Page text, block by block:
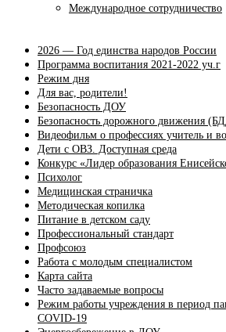
Международное сотрудничество
2026 — Год единства народов России
Программа воспитания 2021-2022 уч.г
Режим дня
Для вас, родители!
Безопасность ДОУ
Безопасность дорожного движения
Видеофильм о профессиях учитель и
Дети с ОВЗ. Доступная среда
Конкурс «Лидер образования
Психолог
Медицинская страничка
Методическая копилка
Питание в детском саду
Профессиональный стандарт
Профсоюз
Работа с молодым специалистом
Карта сайта
Часто задаваемые вопросы
Режим работы учреждения в период
COVID-19